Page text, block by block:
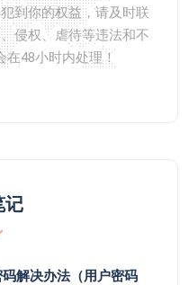
到你的权益，请及时联
侵权、虐待等违法和不
在48小时内处理！
记
解决办法（用户密码